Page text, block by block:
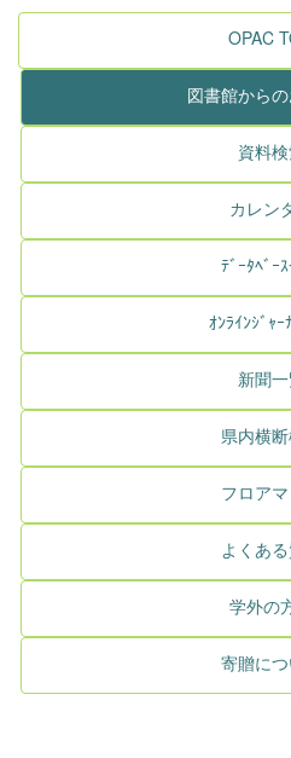
OPAC
図書館から
資料
カレン
ﾃﾞｰﾀﾍﾞｰ
ｵﾝﾗｲﾝｼﾞｬ
新聞
県内横
フロア
よくあ
学外の
寄贈に